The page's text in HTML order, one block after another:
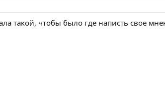
такой, чтобы было где написть свое